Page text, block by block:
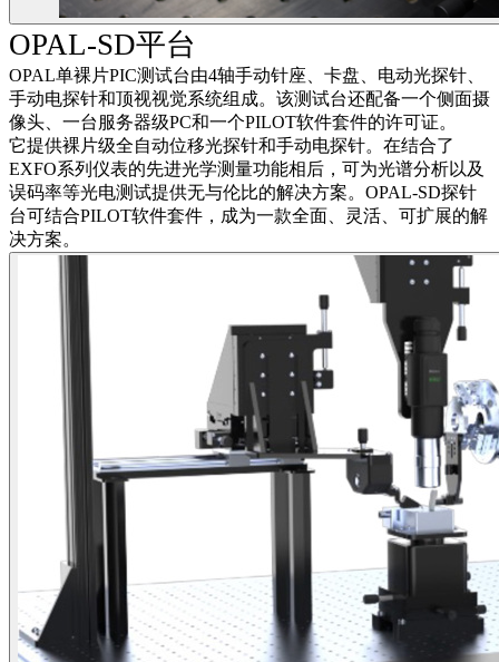
OPAL-SD平台
OPAL单裸片PIC测试台由4轴手动针座、卡盘、电动光探针、
手动电探针和顶视视觉系统组成。该测试台还配备一个侧面摄
像头、一台服务器级PC和一个PILOT软件套件的许可证。
它提供裸片级全自动位移光探针和手动电探针。在结合了
EXFO系列仪表的先进光学测量功能相后，可为光谱分析以及
误码率等光电测试提供无与伦比的解决方案。OPAL-SD探针
台可结合PILOT软件套件，成为一款全面、灵活、可扩展的解
决方案。